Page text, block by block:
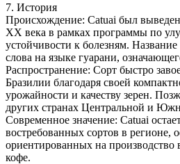
7. История
Происхождение: Catuai был
XX века в рамках программы по
устойчивости к болезням.
слова на языке гуарани,
Распространение: Сорт быстро
Бразилии благодаря своей
урожайности и качеству зерен.
других странах Центральной и
Современное значение: Catuai
востребованных сортов в регионе,
ориентированных на производство
кофе.